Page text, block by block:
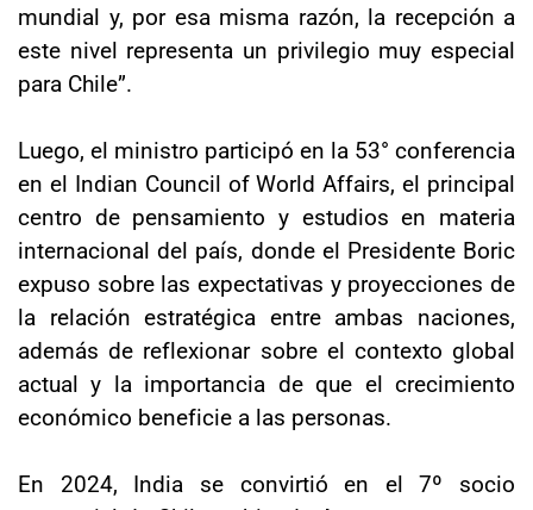
mundial y, por esa misma razón, la recepción a
este nivel representa un privilegio muy especial
para Chile”.
Luego, el ministro participó en la 53° conferencia
en el Indian Council of World Affairs, el principal
centro de pensamiento y estudios en materia
internacional del país, donde el Presidente Boric
expuso sobre las expectativas y proyecciones de
la relación estratégica entre ambas naciones,
además de reflexionar sobre el contexto global
actual y la importancia de que el crecimiento
económico beneficie a las personas.
En 2024, India se convirtió en el 7º socio